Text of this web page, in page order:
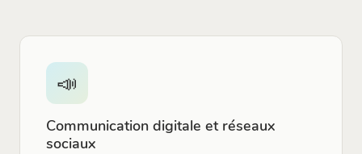
📣
Communication digitale et réseaux
sociaux